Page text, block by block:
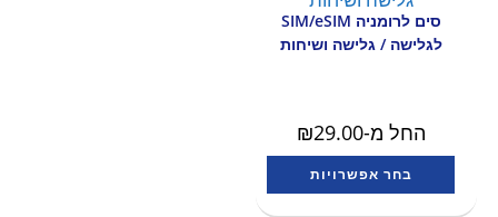
סים לרומניה SIM/eSIM
לגלישה / גלישה ושיחות
החל מ- ₪29.00
בחר אפשרויות